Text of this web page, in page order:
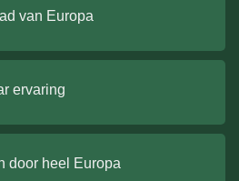
van Europa
ervaring
door heel Europa